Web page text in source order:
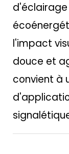
d'éclairage
l'impact
douce et
convient à